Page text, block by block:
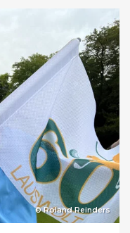
© Roland Reinders